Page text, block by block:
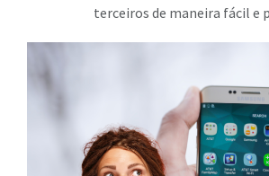
terceiros de maneira fácil e